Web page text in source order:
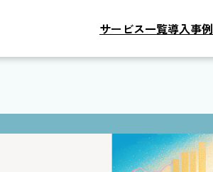
サービス一覧導入事例